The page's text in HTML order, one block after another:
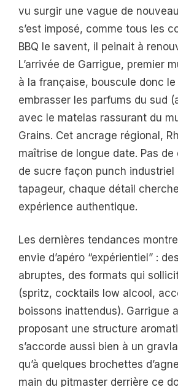
vu surgir une vague de
s’est imposé, comme tous les
BBQ le savent, il peinait à
L’arrivée de Garrigue, premier
à la française, bouscule donc le
embrasser les parfums du sud
avec le matelas rassurant du
Grains. Cet ancrage régional,
maîtrise de longue date. Pas de
de sucre façon punch industriel
tapageur, chaque détail
expérience authentique.
Les dernières tendances
envie d’apéro “expérientiel” :
abruptes, des formats qui
(spritz, cocktails low alcool,
boissons inattendus). Garrigue
proposant une structure
s’accorde aussi bien à un
qu’à quelques brochettes
main du pitmaster derrière ce